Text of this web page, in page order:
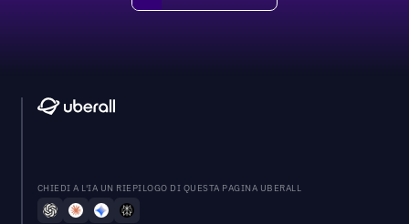
CHIEDI A L'IA UN RIEPILOGO DI QUESTA PAGINA UBERALL